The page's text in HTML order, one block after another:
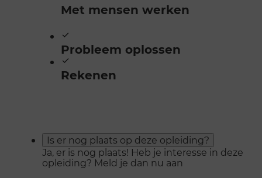
Met mensen werken
Probleem oplossen
Rekenen
Is er nog plaats op deze opleiding?
Ja, er is nog plaats! Heb je interesse in deze
opleiding? Meld je dan nu aan